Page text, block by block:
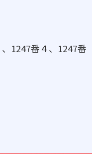
1247番４、1247番